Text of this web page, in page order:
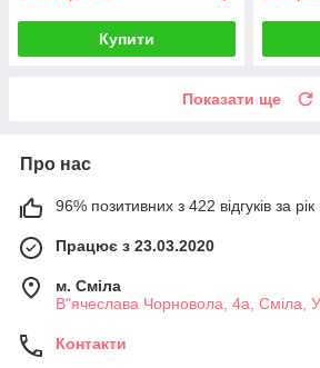
Купити
Показати ще
Про нас
96% позитивних з 422 відгуків за рік
Працює з 23.03.2020
м. Сміла
В"ячеслава Чорновола, 4а, Сміла,
Контакти